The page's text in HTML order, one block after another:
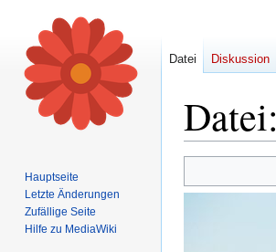
Datei:
Navigation
Suche
Datei Diskussion
Hauptseite
Letzte Änderungen
Zufällige Seite
Hilfe zu MediaWiki